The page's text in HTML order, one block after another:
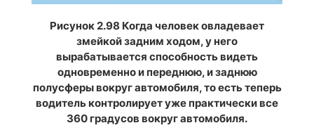
Рисунок 2.98 Когда человек овладевает
змейкой задним ходом, у него
вырабатывается способность видеть
одновременно и переднюю, и заднюю
полусферы вокруг автомобиля, то есть теперь
водитель контролирует уже практически все
360 градусов вокруг автомобиля.